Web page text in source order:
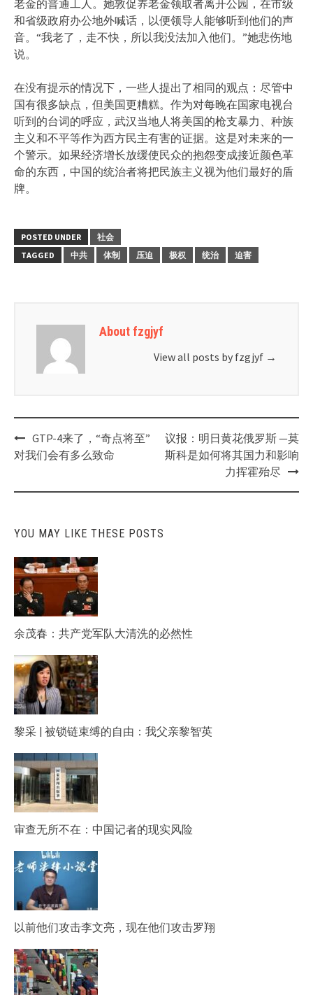
老金的普通工人。她敦促养老金领取者离开公园，在市级
和省级政府办公地外喊话，以便领导人能够听到他们的声
音。“我老了，走不快，所以我没法加入他们。”她悲伤地
说。
在没有提示的情况下，一些人提出了相同的观点：尽管中
国有很多缺点，但美国更糟糕。作为对每晚在国家电视台
听到的台词的呼应，武汉当地人将美国的枪支暴力、种族
主义和不平等作为西方民主有害的证据。这是对未来的一
个警示。如果经济增长放缓使民众的抱怨变成接近颜色革
命的东西，中国的统治者将把民族主义视为他们最好的盾
牌。
POSTED UNDER
社会
TAGGED
中共 体制 压迫 极权 统治 迫害
About fzgjyf
View all posts by fzgjyf →
Post
navigation
GTP-4来了，“奇点将至”
对我们会有多么致命
议报：明日黄花俄罗斯 —莫
斯科是如何将其国力和影响
力挥霍殆尽
YOU MAY LIKE THESE POSTS
余茂春：共产党军队大清洗的必然性
黎采 | 被锁链束缚的自由：我父亲黎智英
审查无所不在：中国记者的现实风险
以前他们攻击李文亮，现在他们攻击罗翔